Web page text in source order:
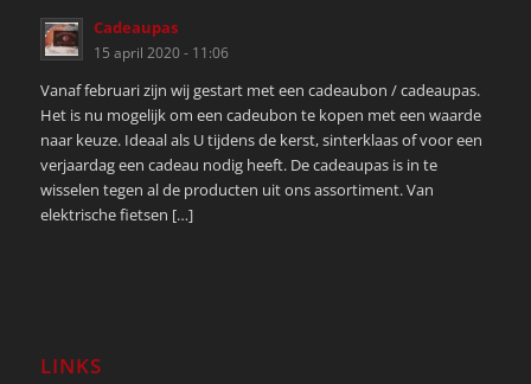
Cadeaupas
15 april 2020 - 11:06
Vanaf februari zijn wij gestart met een cadeaubon / cadeaupas.
Het is nu mogelijk om een cadeubon te kopen met een waarde
naar keuze. Ideaal als U tijdens de kerst, sinterklaas of voor een
verjaardag een cadeau nodig heeft. De cadeaupas is in te
wisselen tegen al de producten uit ons assortiment. Van
elektrische fietsen […]
LINKS